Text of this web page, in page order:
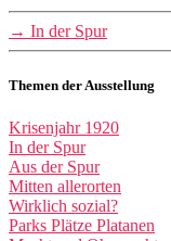
→ In der Spur
Themen der Ausstellung
Krisenjahr 1920
In der Spur
Aus der Spur
Mitten allerorten
Wirklich sozial?
Parks Plätze Platanen